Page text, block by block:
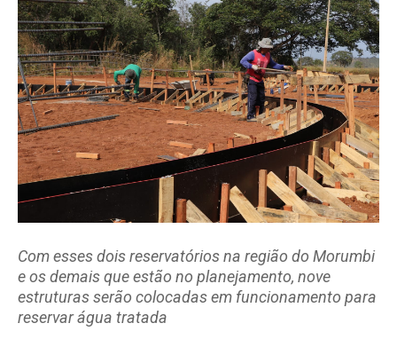
Com esses dois reservatórios na região do Morumbi
e os demais que estão no planejamento, nove
estruturas serão colocadas em funcionamento para
reservar água tratada